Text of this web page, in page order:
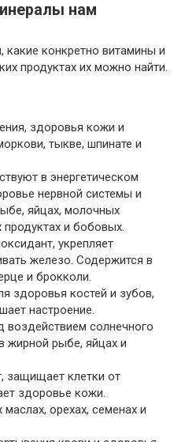
нам
какие конкретно витамины и
продуктах их можно найти.
здоровья кожи и
тыкве, шпинате и
в энергетическом
нервной системы и
яйцах, молочных
продуктах и бобовых.
укрепляет
железо. Содержится в
и брокколи.
здоровья костей и зубов,
настроение.
солнечного
жирной рыбе, яйцах и
защищает клетки от
здоровье кожи.
орехах, семенах и